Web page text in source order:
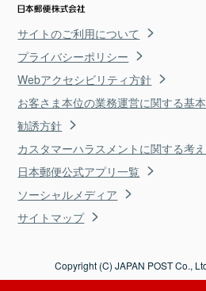
サイトのご利用について
プライバシーポリシー
Webアクセシビリティ方針
お客さま本位の業務運営に関する基
勧誘方針
カスタマーハラスメントに関する考
日本郵便公式アプリ一覧
ソーシャルメディア
サイトマップ
Copyright (C) JAPAN POST Co.,